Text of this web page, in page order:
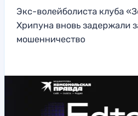
Экс-волейболиста клуба
Хрипуна вновь задержали
мошенничество